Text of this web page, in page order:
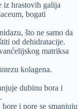
iz hrastovih galija
bogati
što ne samo da
od dehidratacije.
matriksa
kolagena.
dubinu bora i
i pore se smanjuju